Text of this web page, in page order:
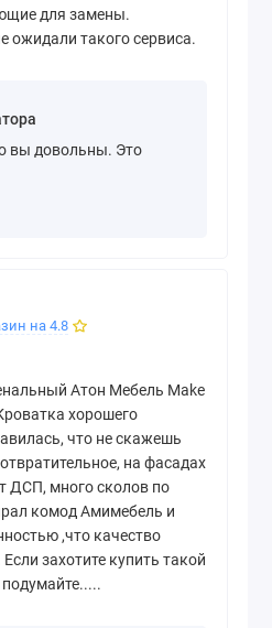
для замены.
ожидали такого сервиса.
вы довольны. Это
на 4.8
Атон Мебель Make
хорошего
что не скажешь
на фасадах
ДСП, много сколов по
комод Амимебель и
,что качество
захотите купить такой